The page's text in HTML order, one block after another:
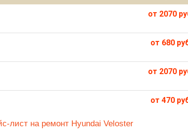
от 2070
от 680
от 2070
от 470
лист на ремонт Hyundai Veloster